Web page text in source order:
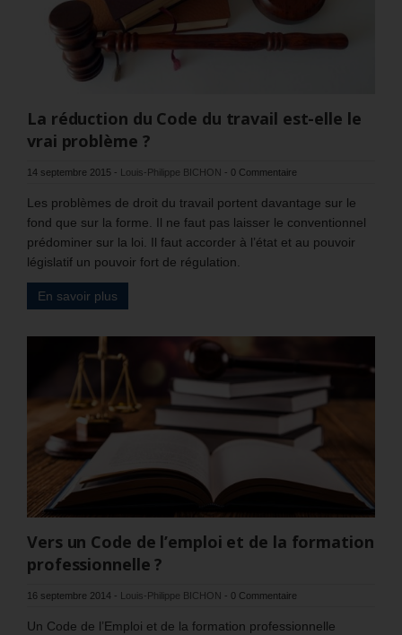
La réduction du Code du travail est-elle le
vrai problème ?
14 septembre 2015 - Louis-Philippe BICHON - 0 Commentaire
Les problèmes de droit du travail portent davantage sur le
fond que sur la forme. Il ne faut pas laisser le conventionnel
prédominer sur la loi. Il faut accorder à l’état et au pouvoir
législatif un pouvoir fort de régulation.
En savoir plus
Vers un Code de l’emploi et de la formation
professionnelle ?
16 septembre 2014 - Louis-Philippe BICHON - 0 Commentaire
Un Code de l’Emploi et de la formation professionnelle